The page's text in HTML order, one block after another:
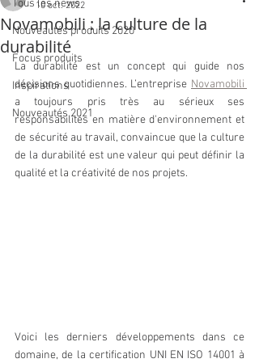
Tous les news
Nouveautés produits 2020
Focus produits
Inspirations
Nouveautés 2021
Novamobili : la culture de la
durabilité
10 oct. 2022
La durabilité est un concept qui guide nos
décisions quotidiennes. L’entreprise
a toujours pris très au sérieux ses
responsabilités en matière d'environnement et
de sécurité au travail, convaincue que la culture
de la durabilité est une valeur qui peut définir la
qualité et la créativité de nos projets.
Voici les derniers développements dans ce
domaine, de la certification UNI EN ISO 14001 à